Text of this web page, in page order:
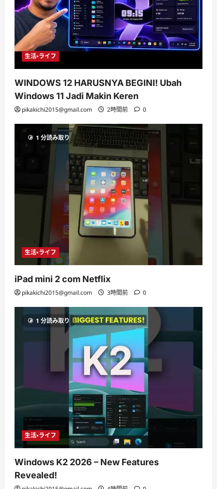
生活・ライフ
WINDOWS 12 HARUSNYA BEGINI! Ubah
Windows 11 Jadi Makin Keren
pikakichi2015@gmail.com 2時間前 0
1 分読み取り
生活・ライフ
iPad mini 2 com Netflix
pikakichi2015@gmail.com 3時間前 0
1 分読み取り
生活・ライフ
Windows K2 2026 – New Features
Revealed!